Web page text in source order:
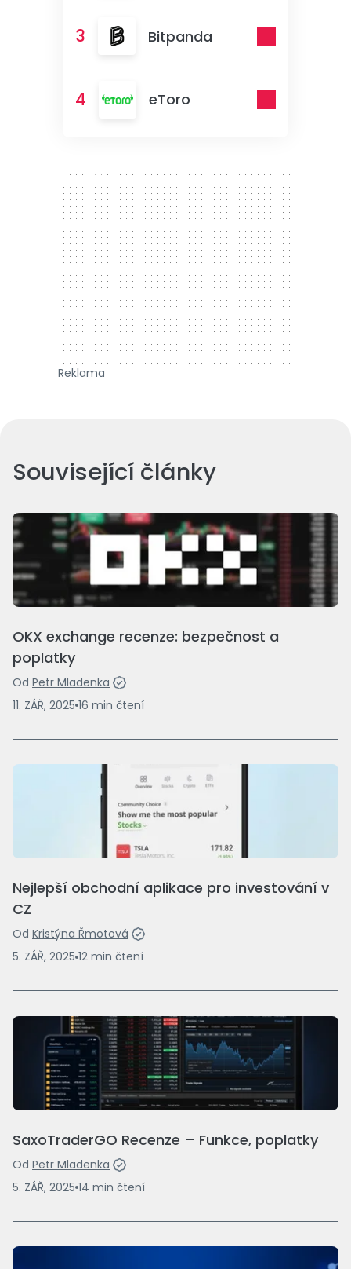
3 Bitpanda
4 eToro
300 x 250
Reklama
Související články
OKX exchange recenze: bezpečnost a
poplatky
Od Petr Mladenka
11. ZÁŘ, 2025 16 min čtení
Nejlepší obchodní aplikace pro investování v
CZ
Od Kristýna Řmotová
5. ZÁŘ, 2025 12 min čtení
SaxoTraderGO Recenze – Funkce, poplatky
Od Petr Mladenka
5. ZÁŘ, 2025 14 min čtení